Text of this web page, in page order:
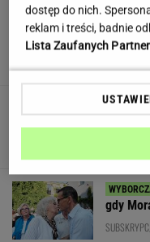
Te
Na
MATERIAŁ
gdy
dostęp do nich.
reklam i treści, badnie
Lista Zaufanych